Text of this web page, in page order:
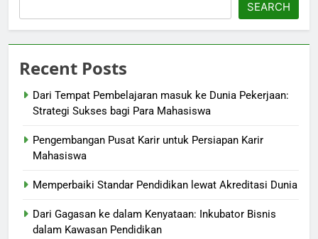
SEARCH
Recent Posts
Dari Tempat Pembelajaran masuk ke Dunia Pekerjaan:
Strategi Sukses bagi Para Mahasiswa
Pengembangan Pusat Karir untuk Persiapan Karir
Mahasiswa
Memperbaiki Standar Pendidikan lewat Akreditasi Dunia
Dari Gagasan ke dalam Kenyataan: Inkubator Bisnis
dalam Kawasan Pendidikan